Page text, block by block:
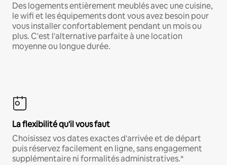
Des logements entièrement meublés avec une cuisine,
le wifi et les équipements dont vous avez besoin pour
vous installer confortablement pendant un mois ou
plus. C'est l'alternative parfaite à une location
moyenne ou longue durée.
La flexibilité qu'il vous faut
Choisissez vos dates exactes d'arrivée et de départ
puis réservez facilement en ligne, sans engagement
supplémentaire ni formalités administratives.*